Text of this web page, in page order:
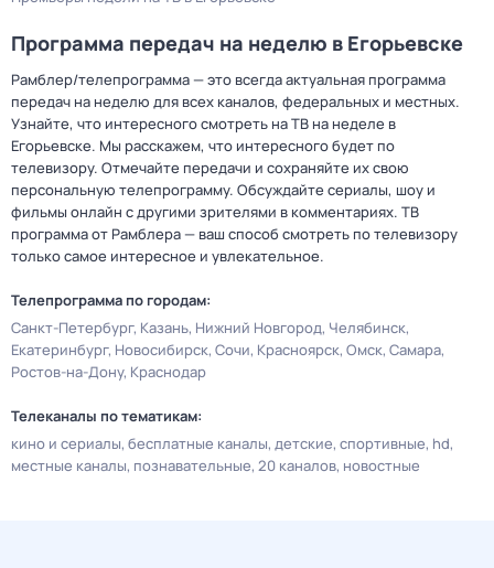
Программа передач на неделю в Егорьевске
Рамблер/телепрограмма — это всегда актуальная программа
передач на неделю для всех каналов, федеральных и местных.
Узнайте, что интересного смотреть на ТВ на неделе в
Егорьевске. Мы расскажем, что интересного будет по
телевизору. Отмечайте передачи и сохраняйте их свою
персональную телепрограмму. Обсуждайте сериалы, шоу и
фильмы онлайн с другими зрителями в комментариях. ТВ
программа от Рамблера — ваш способ смотреть по телевизору
только самое интересное и увлекательное.
Телепрограмма по городам:
Санкт-Петербург Казань Нижний Новгород Челябинск
Екатеринбург Новосибирск Сочи Красноярск Омск Самара
Ростов-на-Дону Краснодар
Телеканалы по тематикам:
кино и сериалы бесплатные каналы детские спортивные hd
местные каналы познавательные 20 каналов новостные